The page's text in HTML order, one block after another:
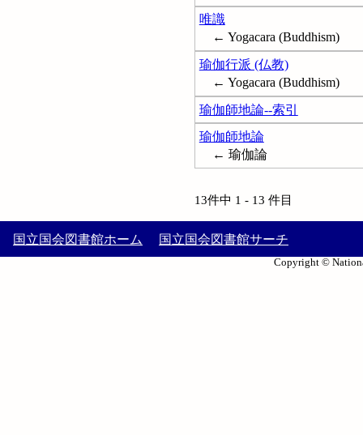
唯識
← Yogacara (Buddhism)
瑜伽行派 (仏教)
← Yogacara (Buddhism)
瑜伽師地論--索引
瑜伽師地論
← 瑜伽論
13件中 1 - 13 件目
国立国会図書館ホーム 国立国会図書館サーチ
Copyright ©